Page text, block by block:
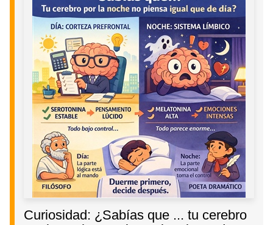
Curiosidad: ¿Sabías que ... tu cerebro